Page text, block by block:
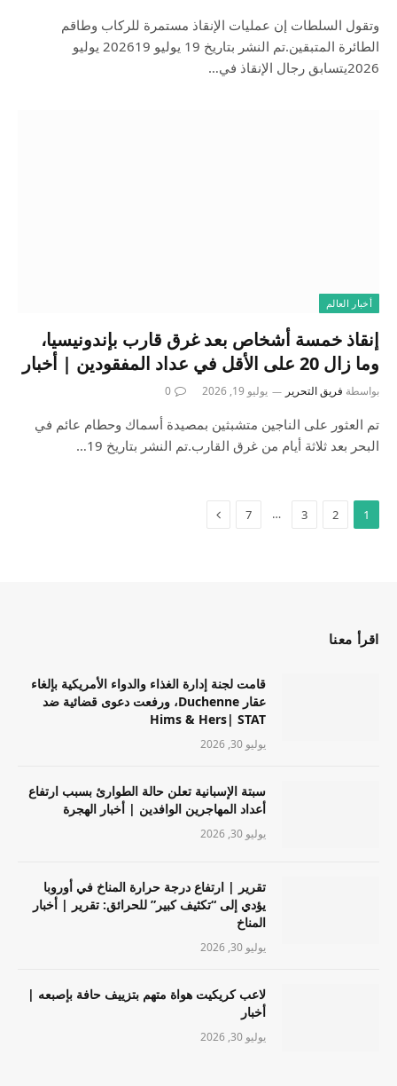
وتقول السلطات إن عمليات الإنقاذ مستمرة للركاب وطاقم
الطائرة المتبقين.تم النشر بتاريخ 19 يوليو 202619 يوليو
2026يتسابق رجال الإنقاذ في…
أخبار العالم
إنقاذ خمسة أشخاص بعد غرق قارب بإندونيسيا،
وما زال 20 على الأقل في عداد المفقودين | أخبار
بواسطة فريق التحرير يوليو 19, 2026 0
تم العثور على الناجين متشبثين بمصيدة أسماك وحطام عائم في
البحر بعد ثلاثة أيام من غرق القارب.تم النشر بتاريخ 19…
1
2
3
…
7
اقرأ معنا
قامت لجنة إدارة الغذاء والدواء الأمريكية بإلغاء
عقار Duchenne، ورفعت دعوى قضائية ضد
Hims & Hers| STAT
يوليو 30, 2026
سبتة الإسبانية تعلن حالة الطوارئ بسبب ارتفاع
أعداد المهاجرين الوافدين | أخبار الهجرة
يوليو 30, 2026
تقرير | ارتفاع درجة حرارة المناخ في أوروبا
يؤدي إلى “تكثيف كبير” للحرائق: تقرير | أخبار
المناخ
يوليو 30, 2026
لاعب كريكيت هواة متهم بتزييف حافة بإصبعه |
أخبار
يوليو 30, 2026